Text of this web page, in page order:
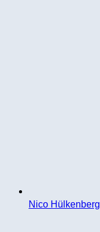
Nico Hülkenberg